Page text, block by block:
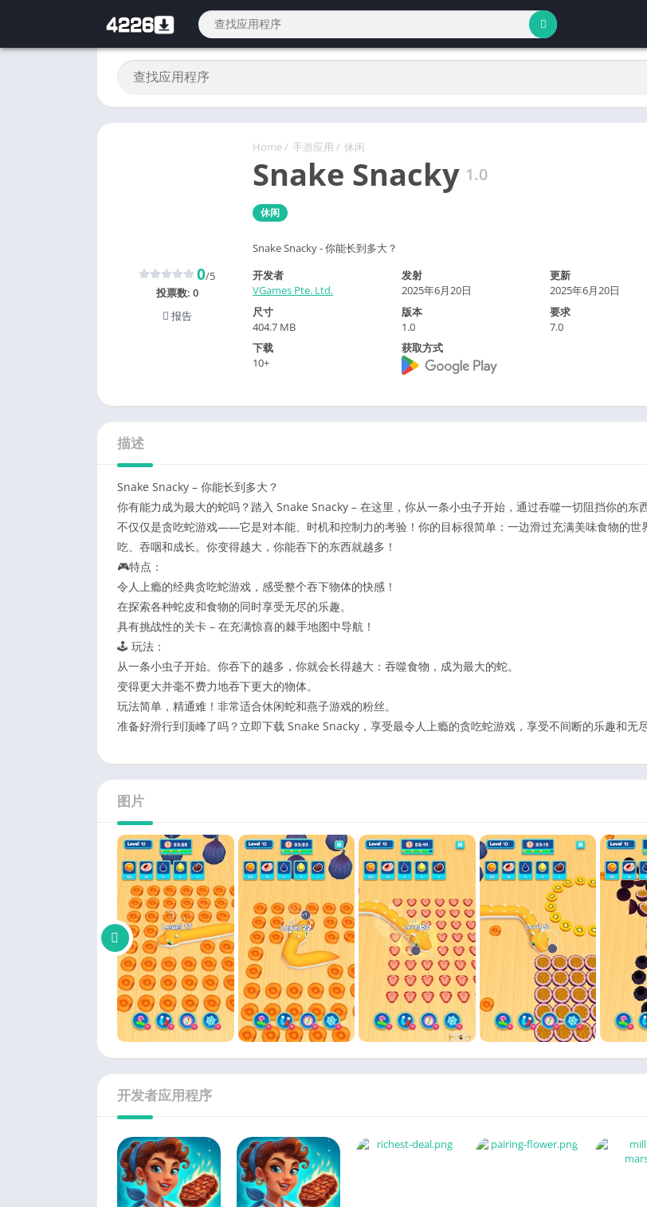
Home/ 手游应用 / 休闲
Snake Snacky 1.0
休闲
Snake Snacky - 你能长到多大？
0/5
投票数: 0
报告
开发者
VGames Pte. Ltd.
发射
2025年6月20日
更新
2025年6月20日
尺寸
404.7 MB
版本
1.0
要求
7.0
下载
10+
获取方式
描述
Snake Snacky – 你能长到多大？
你有能力成为最大的蛇吗？踏入 Snake Snacky – 在这里，你从一条小虫子开始，通过吞噬一切阻挡你的东西
不仅仅是贪吃蛇游戏——它是对本能、时机和控制力的考验！你的目标很简单：一边滑过充满美味食物的世
吃、吞咽和成长。你变得越大，你能吞下的东西就越多！
🎮特点：
令人上瘾的经典贪吃蛇游戏，感受整个吞下物体的快感！
在探索各种蛇皮和食物的同时享受无尽的乐趣。
具有挑战性的关卡 – 在充满惊喜的棘手地图中导航！
🕹️ 玩法：
从一条小虫子开始。你吞下的越多，你就会长得越大：吞噬食物，成为最大的蛇。
变得更大并毫不费力地吞下更大的物体。
玩法简单，精通难！非常适合休闲蛇和燕子游戏的粉丝。
准备好滑行到顶峰了吗？立即下载 Snake Snacky，享受最令人上瘾的贪吃蛇游戏，享受不间断的乐趣和无
图片
开发者应用程序